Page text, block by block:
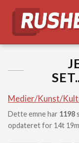
Medier/Kunst/
Dette emne har 1198
opdateret for 14t